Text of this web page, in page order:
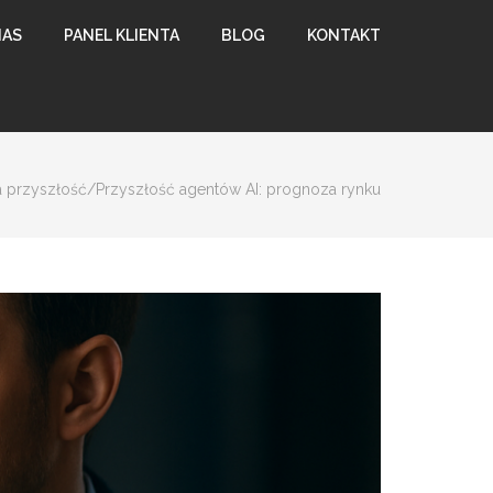
PANEL KLIENTA BLOG KONTAKT
przyszłość/Przyszłość agentów AI: prognoza rynku